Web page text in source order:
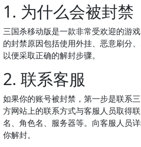
1. 为什么会被封禁
三国杀移动版是一款非常受欢迎的游
的封禁原因包括使用外挂、恶意刷分
以便采取正确的解封步骤。
2. 联系客服
如果你的账号被封禁，第一步是联系
方网站上的联系方式与客服人员取得
名、角色名、服务器等。向客服人员
你解封。